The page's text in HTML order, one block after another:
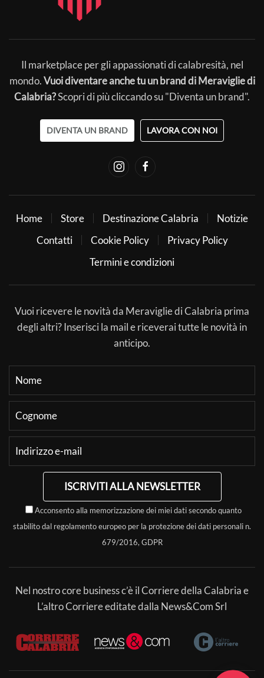
Il marketplace per gli appassionati di calabresità, nel
mondo.Vuoi diventare anche tu un brand di Meraviglie di
Calabria?Scopri di più cliccando su "Diventa un brand".
DIVENTA UN BRAND LAVORA CON NOI
Home Store Destinazione Calabria
Notizie
Contatti
Cookie Policy
Privacy Policy
Termini e condizioni
Vuoi ricevere le novità da Meraviglie di Calabria prima
degli altri? Inserisci la mail e riceverai tutte le novità in
anticipo.
ISCRIVITI ALLA NEWSLETTER
Acconsento alla memorizzazione dei miei dati secondo quanto
stabilito dal regolamento europeo per la protezione dei dati personali n.
679/2016, GDPR
Nel nostro core business c’è il Corriere della Calabria e
L’altro Corriere editate dalla News&Com Srl